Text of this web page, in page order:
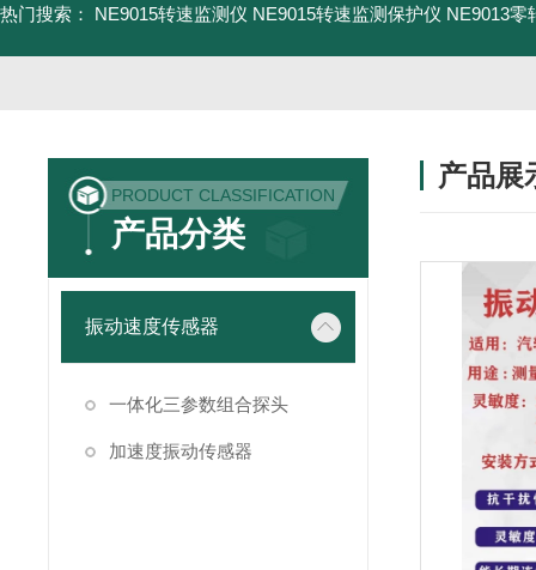
热门搜索： NE9015转速监测仪 NE9015转速监测保护仪 NE9013零
PRODUCT CLASSIFICATION
产品分类
振动速度传感器
一体化三参数组合探头
加速度振动传感器
产品展